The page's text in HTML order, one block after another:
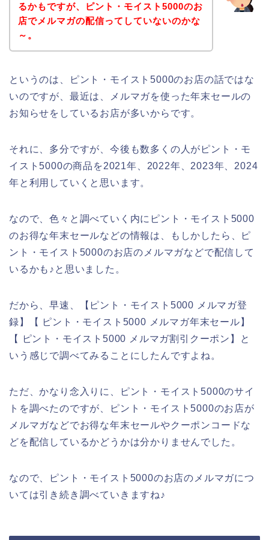
るかもですが、ピント・モイスト5000のお
店でメルマガの配信ってしていないのかな
～。
というのは、ピント・モイスト5000のお店の話ではな
いのですが、最近は、メルマガを使った年末セールの
お知らせをしているお店が多いからです。
それに、多分ですが、今後も数多くの人がピント・モ
イスト5000の商品を2021年、2022年、2023年、2024
年と利用していくと思います。
なので、色々と調べていく内にピント・モイスト5000
のお得な年末セールなどの情報は、もしかしたら、ピ
ント・モイスト5000のお店のメルマガなどで配信して
いるかも♪と思いました。
だから、早速、【ピント・モイスト5000 メルマガ登
録】【 ピント・モイスト5000 メルマガ年末セール】
【 ピント・モイスト5000 メルマガ割引クーポン】と
いう感じで調べてみることにしたんですよね。
ただ、かなり念入りに、ピント・モイスト5000のサイ
トを調べたのですが、ピント・モイスト5000のお店が
メルマガなどでお得な年末セールやクーポンコードな
どを配信しているかどうかは分かりませんでした。
なので、ピント・モイスト5000のお店のメルマガにつ
いては引き続き調べていきますね♪